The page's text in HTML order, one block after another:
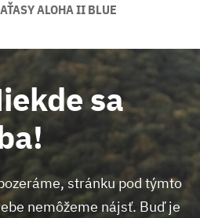
ALOHA II BLUE
sa
stránku pod týmto
nemôžeme nájsť. Buď je